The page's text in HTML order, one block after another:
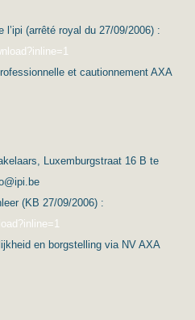
(arrêté royal du 27/09/2006) :
et cautionnement AXA
Luxemburgstraat 16 B te
(KB 27/09/2006) :
en borgstelling via NV AXA